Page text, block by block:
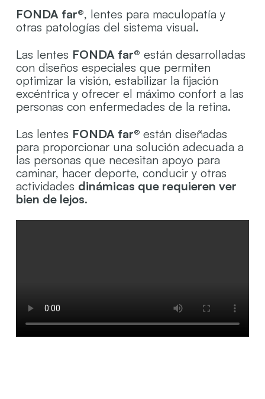
FONDA far®, lentes para maculopatía y
otras patologías del sistema visual.
Las lentes FONDA far® están desarrolladas
con diseños especiales que permiten
optimizar la visión, estabilizar la fijación
excéntrica y ofrecer el máximo confort a las
personas con enfermedades de la retina.
Las lentes FONDA far® están diseñadas
para proporcionar una solución adecuada a
las personas que necesitan apoyo para
caminar, hacer deporte, conducir y otras
actividades dinámicas que requieren ver
bien de lejos.